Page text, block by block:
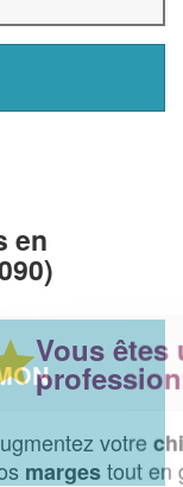
en
?
d'affaireset
de